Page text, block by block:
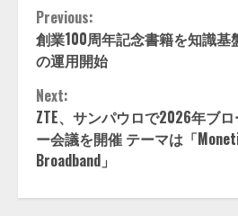
Continue
Reading
Previous:
創業100周年記念書籍を知識基
の運用開始
Next:
ZTE、サンパウロで2026年ブ
ー会議を開催 テーマは「
Broadband」